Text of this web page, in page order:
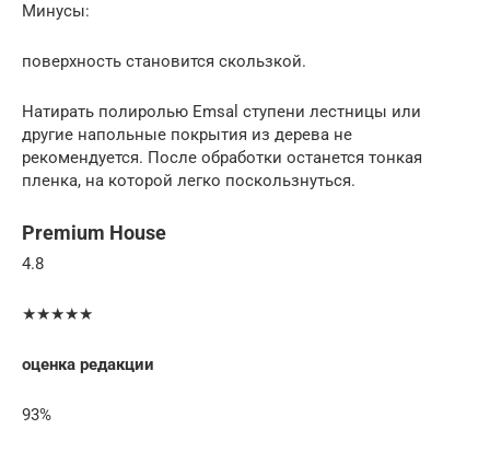
Минусы:
поверхность становится скользкой.
Натирать полиролью Emsal ступени лестницы или
другие напольные покрытия из дерева не
рекомендуется. После обработки останется тонкая
пленка, на которой легко поскользнуться.
Premium House
4.8
★★★★★
оценка редакции
93%